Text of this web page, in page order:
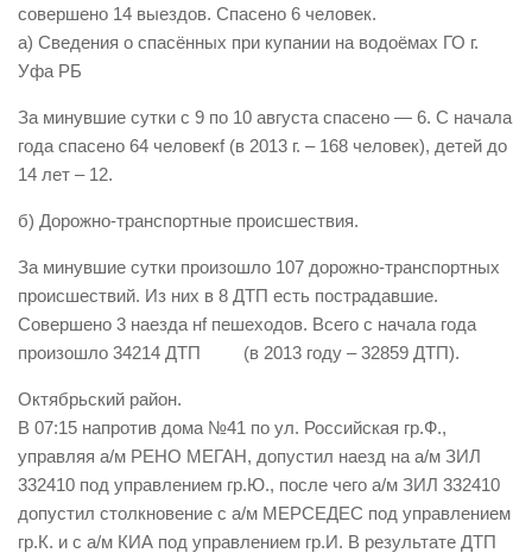
Документы
История
Виды деятельности
Обслуживание опасных производственных объектов
Памятки населению
Как стать спасателем
Уголок гражданской обороны
Пресс-центр
Конкурсы
Наша работа
Купальный сезон
совершено 14 выездов. Спасено 6 человек.
а) Сведения о спасённых при купании на водоёмах ГО г.
Уфа РБ
За минувшие сутки с 9 по 10 августа спасено — 6. С начала
года спасено 64 человекf (в 2013 г. – 168 человек), детей до
14 лет – 12.
б) Дорожно-транспортные происшествия.
За минувшие сутки произошло 107 дорожно-транспортных
происшествий. Из них в 8 ДТП есть пострадавшие.
Совершено 3 наезда нf пешеходов. Всего с начала года
произошло 34214 ДТП (в 2013 году – 32859 ДТП).
Октябрьский район.
В 07:15 напротив дома №41 по ул. Российская гр.Ф.,
управляя а/м РЕНО МЕГАН, допустил наезд на а/м ЗИЛ
332410 под управлением гр.Ю., после чего а/м ЗИЛ 332410
допустил столкновение с а/м МЕРСЕДЕС под управлением
гр.К. и с а/м КИА под управлением гр.И. В результате ДТП